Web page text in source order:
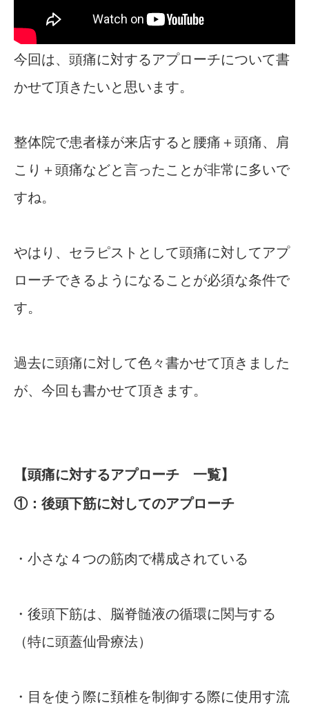
今回は、頭痛に対するアプローチについて書
かせて頂きたいと思います。
整体院で患者様が来店すると腰痛＋頭痛、肩
こり＋頭痛などと言ったことが非常に多いで
すね。
やはり、セラピストとして頭痛に対してアプ
ローチできるようになることが必須な条件で
す。
過去に頭痛に対して色々書かせて頂きました
が、今回も書かせて頂きます。
【頭痛に対するアプローチ 一覧】
①：後頭下筋に対してのアプローチ
・小さな４つの筋肉で構成されている
・後頭下筋は、脳脊髄液の循環に関与する
（特に頭蓋仙骨療法）
・目を使う際に頚椎を制御する際に使用す流